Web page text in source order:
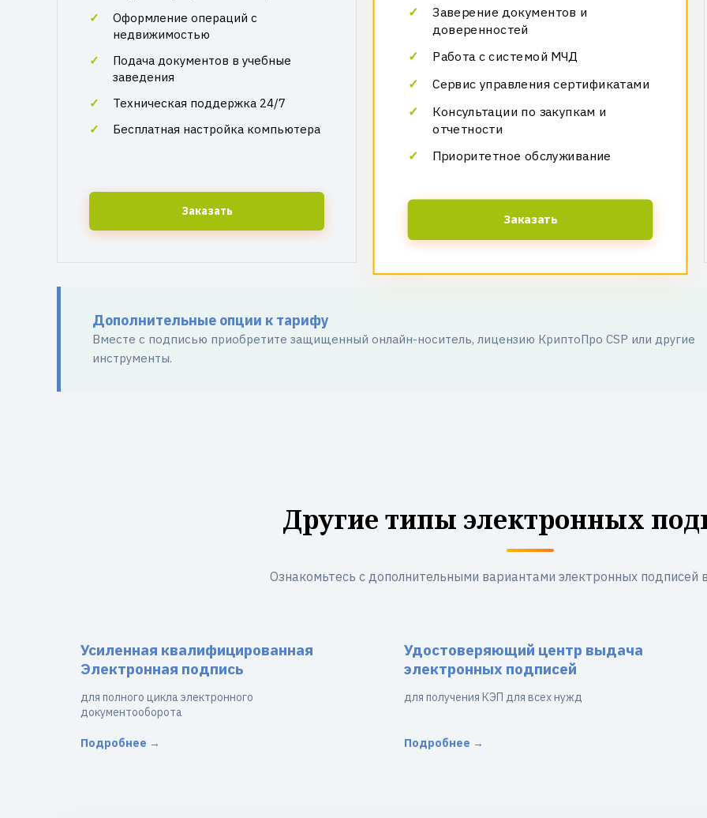
Оформление операций с
недвижимостью
Подача документов в учебные
заведения
Техническая поддержка 24/7
Бесплатная настройка компьютера
Заказать
Заверение документов и
доверенностей
Работа с системой МЧД
Сервис управления сертификатами
Консультации по закупкам и
отчетности
Приоритетное обслуживание
Заказать
Дополнительные опции к тарифу
Вместе с подписью приобретите защищенный онлайн-носитель, лицензию КриптоПро CSP или другие
инструменты.
Другие типы электронных
Ознакомьтесь с дополнительными вариантами электронных подписей
Усиленная квалифицированная
Электронная подпись
для полного цикла электронного
документооборота
Подробнее →
Удостоверяющий центр выдача
электронных подписей
для получения КЭП для всех нужд
Подробнее →